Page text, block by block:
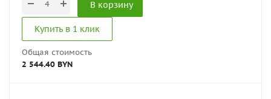
В корзину
Купить в 1 клик
Общая стоимость
2 544.40 BYN